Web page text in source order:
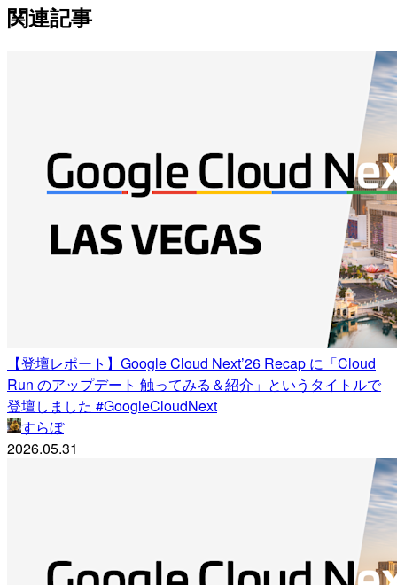
関連記事
【登壇レポート】Google Cloud Next’26 Recap に「Cloud
Run のアップデート 触ってみる＆紹介」というタイトルで
登壇しました #GoogleCloudNext
すらぼ
2026.05.31